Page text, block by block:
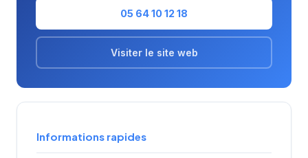
05 64 10 12 18
Visiter le site web
Informations rapides